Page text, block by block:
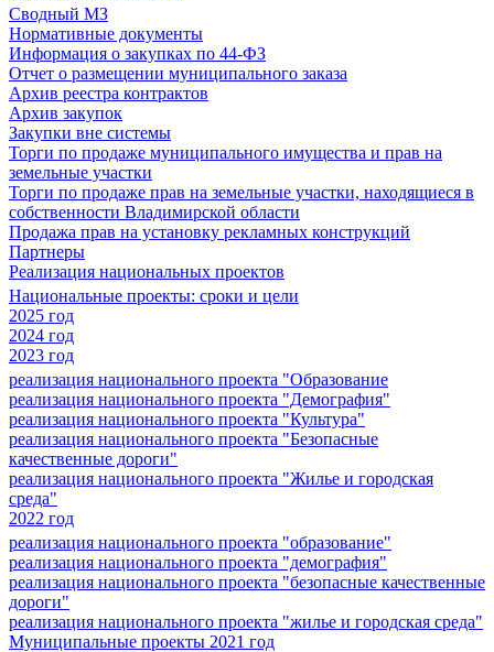
Сводный МЗ
Нормативные документы
Информация о закупках по 44-ФЗ
Отчет о размещении муниципального заказа
Архив реестра контрактов
Архив закупок
Закупки вне системы
Торги по продаже муниципального имущества и прав на
земельные участки
Торги по продаже прав на земельные участки, находящиеся в
собственности Владимирской области
Продажа прав на установку рекламных конструкций
Партнеры
Реализация национальных проектов
Национальные проекты: сроки и цели
2025 год
2024 год
2023 год
реализация национального проекта "Образование
реализация национального проекта "Демография"
реализация национального проекта "Культура"
реализация национального проекта "Безопасные
качественные дороги"
реализация национального проекта "Жилье и городская
среда"
2022 год
реализация национального проекта "образование"
реализация национального проекта "демография"
реализация национального проекта "безопасные качественные
дороги"
реализация национального проекта "жилье и городская среда"
Муниципальные проекты 2021 год